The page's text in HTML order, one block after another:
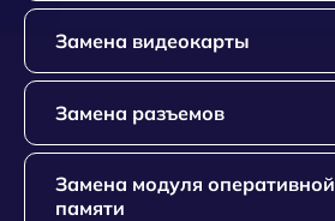
Замена видеокарты
Замена разъемов
Замена модуля оперативной
памяти